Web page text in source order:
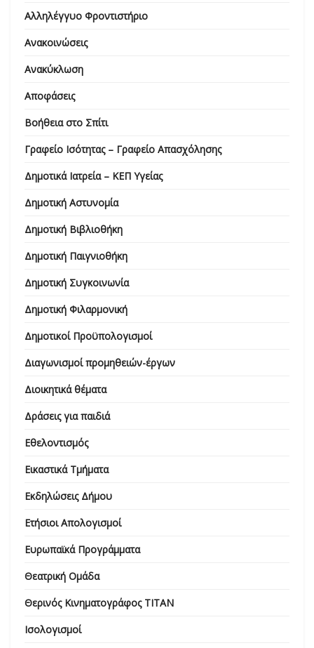
Αλληλέγγυο Φροντιστήριο
Ανακοινώσεις
Ανακύκλωση
Αποφάσεις
Βοήθεια στο Σπίτι
Γραφείο Ισότητας – Γραφείο Απασχόλησης
Δημοτικά Ιατρεία – ΚΕΠ Υγείας
Δημοτική Αστυνομία
Δημοτική Βιβλιοθήκη
Δημοτική Παιγνιοθήκη
Δημοτική Συγκοινωνία
Δημοτική Φιλαρμονική
Δημοτικοί Προϋπολογισμοί
Διαγωνισμοί προμηθειών-έργων
Διοικητικά θέματα
Δράσεις για παιδιά
Εθελοντισμός
Εικαστικά Τμήματα
Εκδηλώσεις Δήμου
Ετήσιοι Απολογισμοί
Ευρωπαϊκά Προγράμματα
Θεατρική Ομάδα
Θερινός Κινηματογράφος ΤΙΤΑΝ
Ισολογισμοί